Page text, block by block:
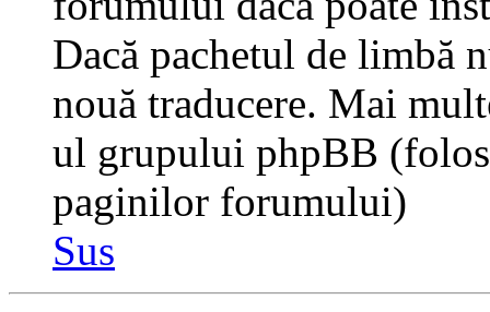
Dacă pachetul de limbă
nouă traducere. Mai
ul grupului phpBB
paginilor forumului)
Sus